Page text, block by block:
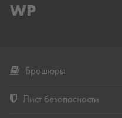
WP
Брошюры
Лист безопасности